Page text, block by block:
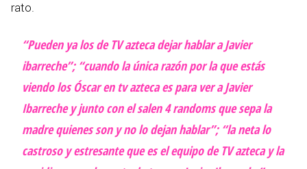
rato.
“Pueden ya los de TV azteca dejar hablar a Javier
ibarreche”; “cuando la única razón por la que estás
viendo los Óscar en tv azteca es para ver a Javier
Ibarreche y junto con el salen 4 randoms que sepa la
madre quienes son y no lo dejan hablar”; “la neta lo
castroso y estresante que es el equipo de TV azteca y la